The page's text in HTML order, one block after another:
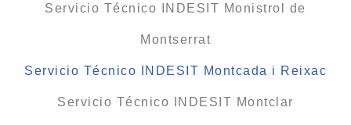
Servicio Técnico INDESIT Monistrol de
Montserrat
Servicio Técnico INDESIT Montcada i Reixac
Servicio Técnico INDESIT Montclar